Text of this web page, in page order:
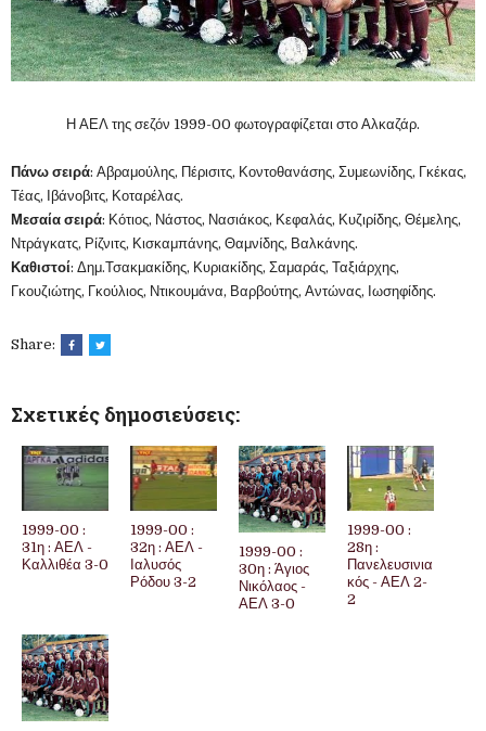
Η ΑΕΛ της σεζόν 1999-00 φωτογραφίζεται στο Αλκαζάρ.
Πάνω σειρά: Αβραμούλης, Πέρισιτς, Κοντοθανάσης, Συμεωνίδης, Γκέκας,
Τέας, Ιβάνοβιτς, Κοταρέλας.
Μεσαία σειρά: Κότιος, Νάστος, Νασιάκος, Κεφαλάς, Κυζιρίδης, Θέμελης,
Ντράγκατς, Ρίζνιτς, Κισκαμπάνης, Θαμνίδης, Βαλκάνης.
Καθιστοί: Δημ.Τσακμακίδης, Κυριακίδης, Σαμαράς, Ταξιάρχης,
Γκουζιώτης, Γκούλιος, Ντικουμάνα, Βαρβούτης, Αντώνας, Ιωσηφίδης.
Share:
Σχετικές δημοσιεύσεις:
1999-00 :
31η : ΑΕΛ -
Καλλιθέα 3-0
1999-00 :
32η : ΑΕΛ -
Ιαλυσός
Ρόδου 3-2
1999-00 :
30η : Άγιος
Νικόλαος -
ΑΕΛ 3-0
1999-00 :
28η :
Πανελευσινια
κός - ΑΕΛ 2-
2